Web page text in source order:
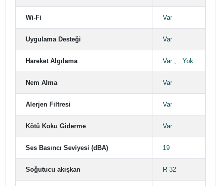
Wi-Fi Var
Uygulama Desteği Var
Hareket Algılama Var, Yok
Nem Alma Var
Alerjen Filtresi Var
Kötü Koku Giderme Var
Ses Basıncı Seviyesi (dBA) 19
Soğutucu akışkan R-32